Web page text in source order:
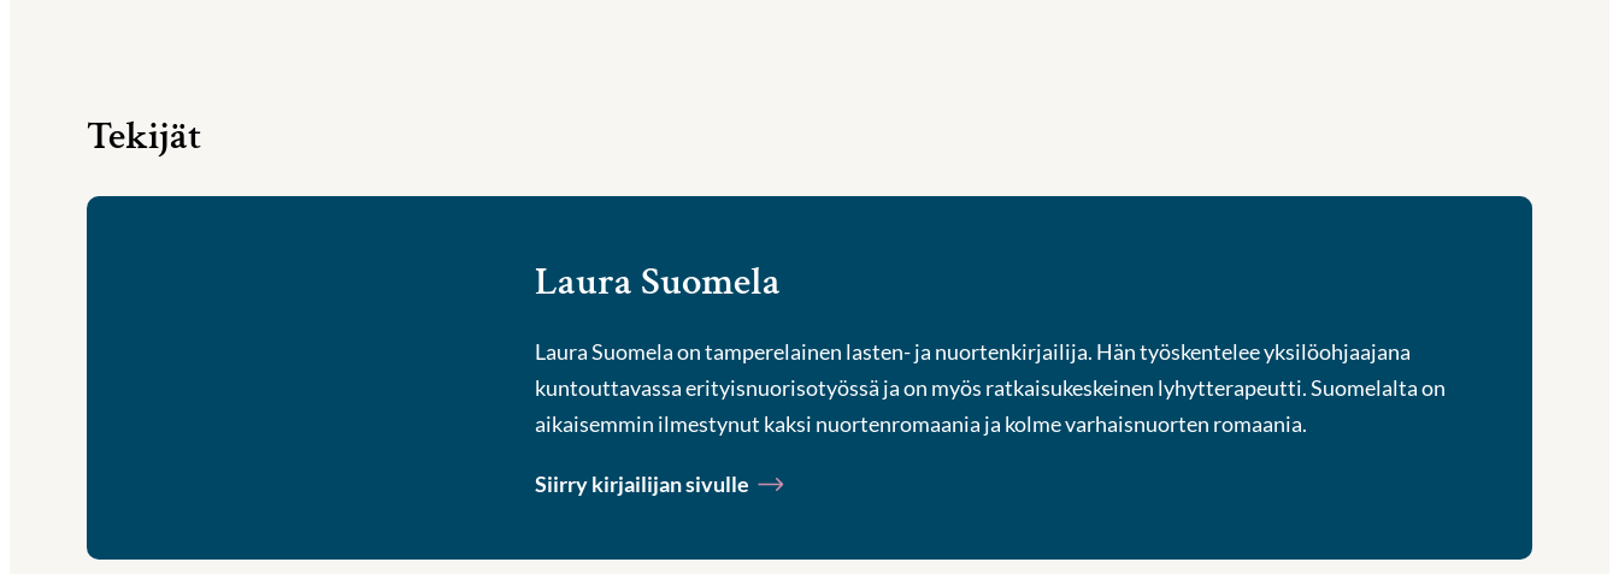
Tekijät
Laura Suomela
Laura Suomela on tamperelainen lasten- ja nuortenkirjailija. Hän työskentelee yksilöohjaajana
kuntouttavassa erityisnuorisotyössä ja on myös ratkaisukeskeinen lyhytterapeutti. Suomelalta on
aikaisemmin ilmestynut kaksi nuortenromaania ja kolme varhaisnuorten romaania.
Siirry kirjailijan sivulle